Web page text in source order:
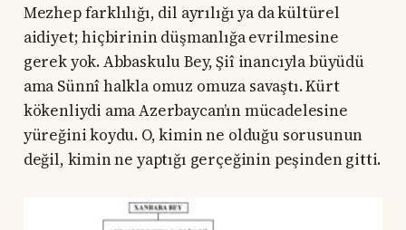
Mezhep farklılığı, dil ayrılığı ya da kültürel
aidiyet; hiçbirinin düşmanlığa evrilmesine
gerek yok. Abbaskulu Bey, Şiî inancıyla büyüdü
ama Sünnî halkla omuz omuza savaştı. Kürt
kökenliydi ama Azerbaycan’ın mücadelesine
yüreğini koydu. O, kimin ne olduğu sorusunun
değil, kimin ne yaptığı gerçeğinin peşinden gitti.